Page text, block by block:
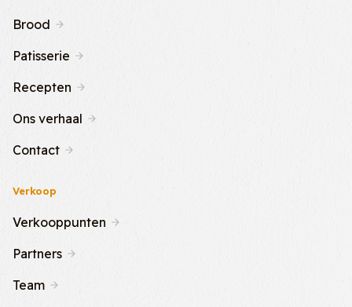
Brood
Patisserie
Recepten
Ons verhaal
Contact
Verkoop
Verkooppunten
Partners
Team